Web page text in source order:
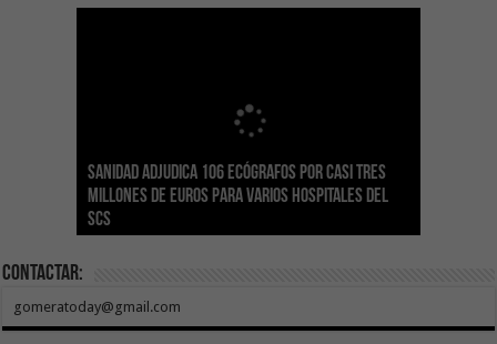
Sanidad adjudica 106 ecógrafos por casi tres
millones de euros para varios hospitales del
SCS
Gesplan logra la máxima puntuación en el
Índice de Transparencia de Canarias por cuarto
año consecutivo
El Gobierno canario concede ayudas del
POSEICAN-Pesca al sector por valor de 7,09 M€
tras aumentar las cuantías
Transición Ecológica coordina con Ashotel su
adhesión a la Red de Refugios Climáticos de
Canarias
Visocan incorpora 170 pisos a su parque de
vivienda protegida en régimen de alquiler
asequible de Tenerife
Sanidad refuerza la capacidad diagnóstica de
los centros de salud con el impulso de la
ecografía clínica
Contactar:
gomeratoday@gmail.com